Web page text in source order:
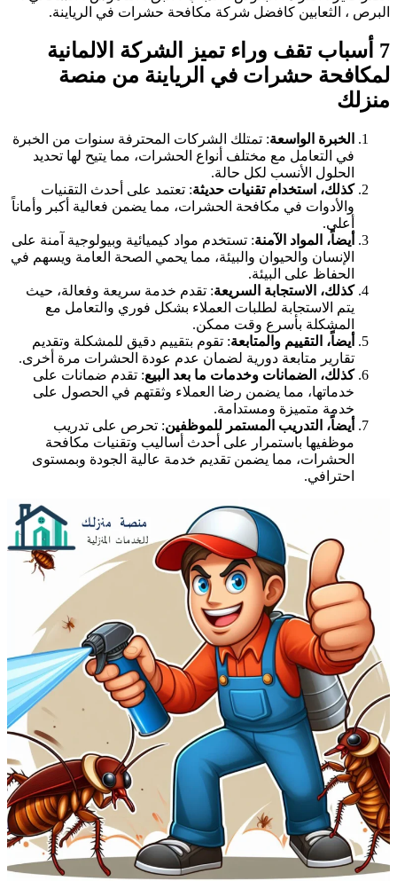
البرص ، الثعابين كافضل شركة مكافحة حشرات في الرياينة.
7 أسباب تقف وراء تميز الشركة الالمانية
لمكافحة حشرات في الرياينة من منصة
منزلك
الخبرة الواسعة: تمتلك الشركات المحترفة سنوات من الخبرة
في التعامل مع مختلف أنواع الحشرات، مما يتيح لها تحديد
الحلول الأنسب لكل حالة.
كذلك، استخدام تقنيات حديثة: تعتمد على أحدث التقنيات
والأدوات في مكافحة الحشرات، مما يضمن فعالية أكبر وأماناً
أعلى.
أيضاً، المواد الآمنة: تستخدم مواد كيميائية وبيولوجية آمنة على
الإنسان والحيوان والبيئة، مما يحمي الصحة العامة ويسهم في
الحفاظ على البيئة.
كذلك، الاستجابة السريعة: تقدم خدمة سريعة وفعالة، حيث
يتم الاستجابة لطلبات العملاء بشكل فوري والتعامل مع
المشكلة بأسرع وقت ممكن.
أيضاً، التقييم والمتابعة: تقوم بتقييم دقيق للمشكلة وتقديم
تقارير متابعة دورية لضمان عدم عودة الحشرات مرة أخرى.
كذلك، الضمانات وخدمات ما بعد البيع: تقدم ضمانات على
خدماتها، مما يضمن رضا العملاء وثقتهم في الحصول على
خدمة متميزة ومستدامة.
أيضاً، التدريب المستمر للموظفين: تحرص على تدريب
موظفيها باستمرار على أحدث أساليب وتقنيات مكافحة
الحشرات، مما يضمن تقديم خدمة عالية الجودة وبمستوى
احترافي.